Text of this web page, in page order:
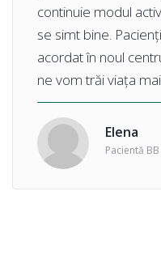
continuie modul
se simt bine.
acordat în noul
ne vom trăi viața
Elena
Pacientă